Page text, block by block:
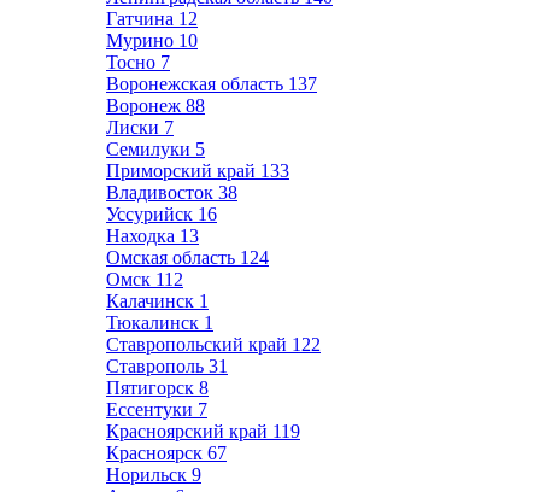
Гатчина 12
Мурино 10
Тосно 7
Воронежская область 137
Воронеж 88
Лиски 7
Семилуки 5
Приморский край 133
Владивосток 38
Уссурийск 16
Находка 13
Омская область 124
Омск 112
Калачинск 1
Тюкалинск 1
Ставропольский край 122
Ставрополь 31
Пятигорск 8
Ессентуки 7
Красноярский край 119
Красноярск 67
Норильск 9